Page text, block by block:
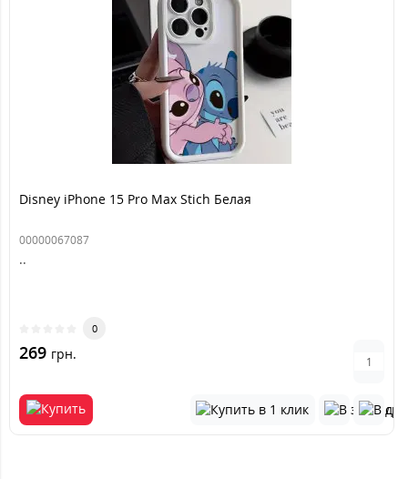
Disney iPhone 15 Pro Max Stich Белая
00000067087
..
0
269 грн.